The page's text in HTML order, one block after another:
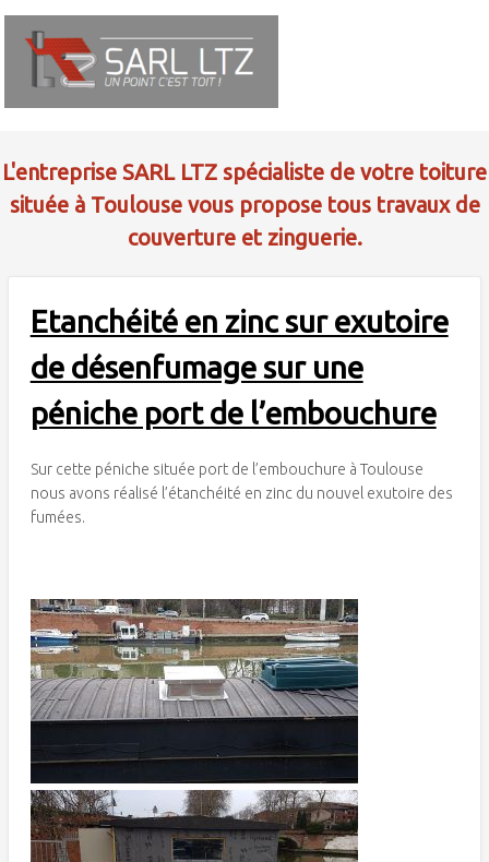
L'entreprise SARL LTZ spécialiste de votre toiture
située à Toulouse vous propose tous travaux de
couverture et zinguerie.
Etanchéité en zinc sur exutoire
de désenfumage sur une
péniche port de l’embouchure
Sur cette péniche située port de l’embouchure à Toulouse
nous avons réalisé l’étanchéité en zinc du nouvel exutoire des
fumées.